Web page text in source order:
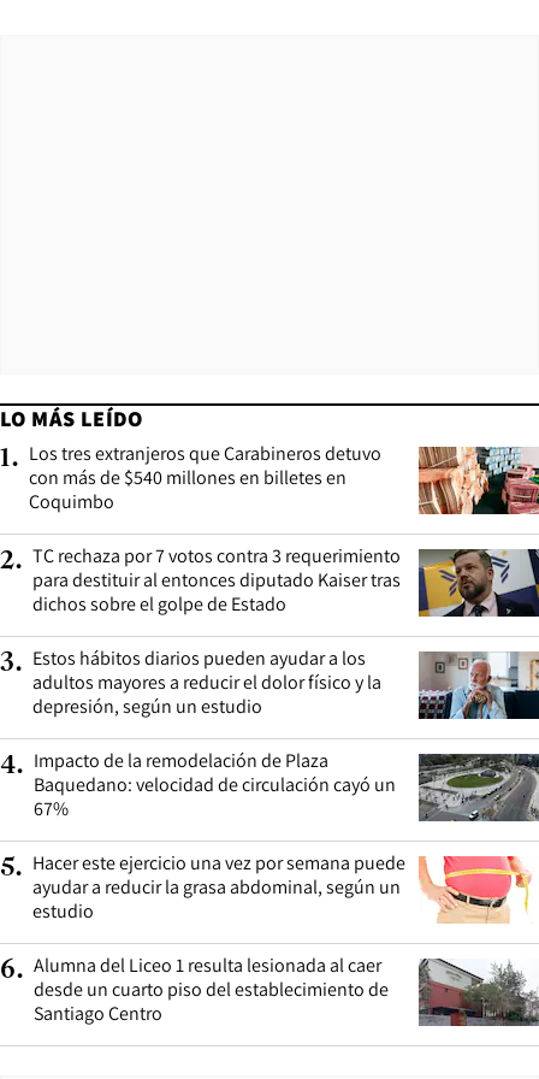
LO MÁS LEÍDO
1. Los tres extranjeros que Carabineros detuvo
con más de $540 millones en billetes en
Coquimbo
2. TC rechaza por 7 votos contra 3 requerimiento
para destituir al entonces diputado Kaiser tras
dichos sobre el golpe de Estado
3. Estos hábitos diarios pueden ayudar a los
adultos mayores a reducir el dolor físico y la
depresión, según un estudio
4. Impacto de la remodelación de Plaza
Baquedano: velocidad de circulación cayó un
67%
5. Hacer este ejercicio una vez por semana puede
ayudar a reducir la grasa abdominal, según un
estudio
6. Alumna del Liceo 1 resulta lesionada al caer
desde un cuarto piso del establecimiento de
Santiago Centro